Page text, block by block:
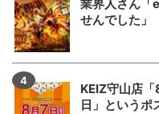
業界人さん「
せんでした」
KEIZ守山店
日」というポ